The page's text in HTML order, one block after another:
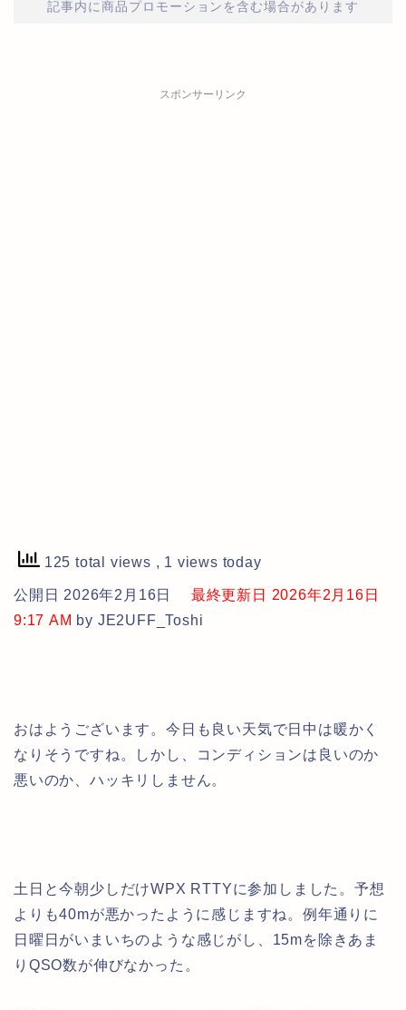
記事内に商品プロモーションを含む場合があります
スポンサーリンク
125 total views , 1 views today
公開日 2026年2月16日
最終更新日 2026年2月16日
9:17 AM by JE2UFF_Toshi
おはようございます。今日も良い天気で日中は暖かく
なりそうですね。しかし、コンディションは良いのか
悪いのか、ハッキリしません。
土日と今朝少しだけWPX RTTYに参加しました。予想
よりも40mが悪かったように感じますね。例年通りに
日曜日がいまいちのような感じがし、15mを除きあま
りQSO数が伸びなかった。